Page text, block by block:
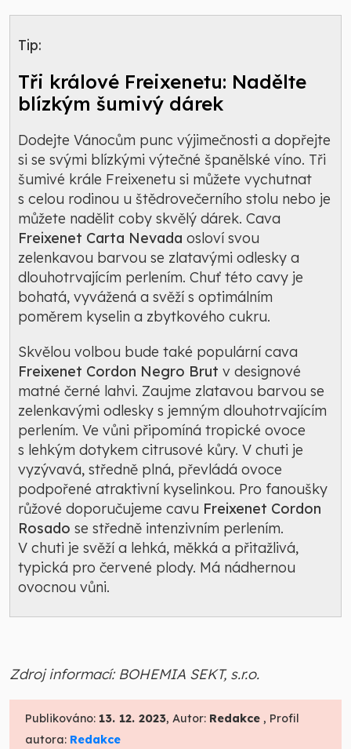
Tip:
Tři králové Freixenetu: Nadělte
blízkým šumivý dárek
Dodejte Vánocům punc výjimečnosti a dopřejte
si se svými blízkými výtečné španělské víno. Tři
šumivé krále Freixenetu si můžete vychutnat
s celou rodinou u štědrovečerního stolu nebo je
můžete nadělit coby skvělý dárek. Cava
Freixenet Carta Nevada osloví svou
zelenkavou barvou se zlatavými odlesky a
dlouhotrvajícím perlením. Chuť této cavy je
bohatá, vyvážená a svěží s optimálním
poměrem kyselin a zbytkového cukru.
Skvělou volbou bude také populární cava
Freixenet Cordon Negro Brut v designové
matné černé lahvi. Zaujme zlatavou barvou se
zelenkavými odlesky s jemným dlouhotrvajícím
perlením. Ve vůni připomíná tropické ovoce
s lehkým dotykem citrusové kůry. V chuti je
vyzývavá, středně plná, převládá ovoce
podpořené atraktivní kyselinkou. Pro fanoušky
růžové doporučujeme cavu Freixenet Cordon
Rosado se středně intenzivním perlením.
V chuti je svěží a lehká, měkká a přitažlivá,
typická pro červené plody. Má nádhernou
ovocnou vůni.
Zdroj informací: BOHEMIA SEKT, s.r.o.
Publikováno: 13. 12. 2023, Autor: Redakce , Profil
autora: Redakce